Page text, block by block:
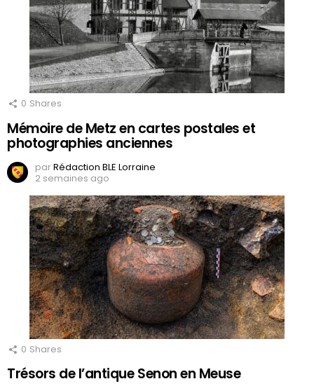
0 Shares
Mémoire de Metz en cartes postales et
photographies anciennes
parRédaction BLE Lorraine
2 semaines ago
0 Shares
Trésors de l’antique Senon en Meuse